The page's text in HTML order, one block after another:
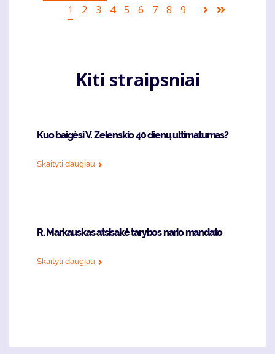
Pagination
Current
1 Puslapis
2 Puslapis
3 Puslapis
4 Puslapis
5 Puslapis
6 Puslapis
7 Puslapis
8 Puslapis
9
Sekantis
Kiti straipsniai
Kuo baigėsi V. Zelenskio 40 dienų ultimatumas?
Skaityti daugiau
R. Markauskas atsisakė tarybos nario mandato
Skaityti daugiau